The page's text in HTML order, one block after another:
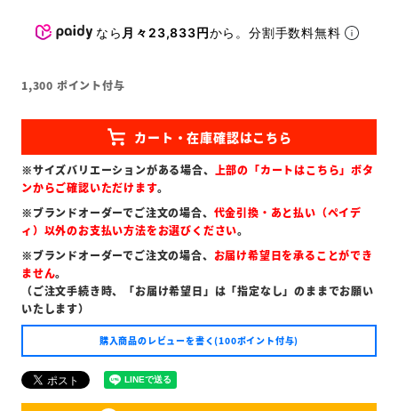
なら 月々23,833円から。分割手数料無料
1,300 ポイント付与
※サイズバリエーションがある場合、 上部の「カートはこちら」ボタ
ンからご確認いただけます。
※ブランドオーダーでご注文の場合、 代金引換・あと払い（ペイデ
ィ）以外のお支払い方法をお選びください。
※ブランドオーダーでご注文の場合、 お届け希望日を承ることができ
ません。
（ご注文手続き時、「お届け希望日」は「指定なし」のままでお願い
いたします）
購入商品のレビューを書く(100ポイント付与)